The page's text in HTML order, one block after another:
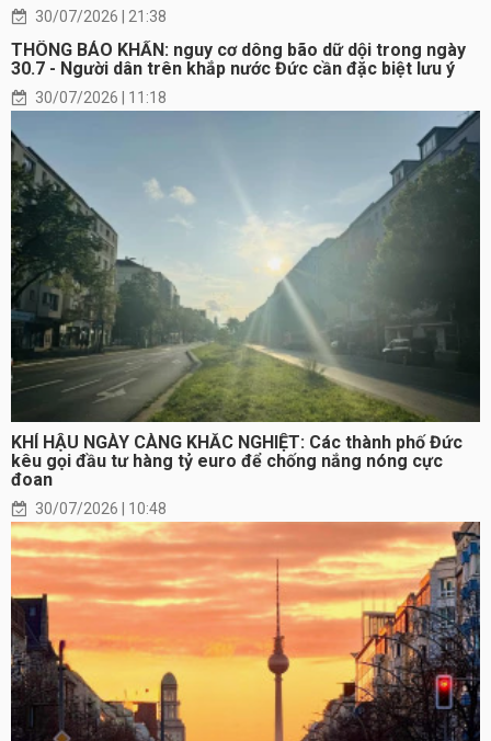
30/07/2026 | 21:38
THÔNG BÁO KHẨN: nguy cơ dông bão dữ dội trong ngày
30.7 - Người dân trên khắp nước Đức cần đặc biệt lưu ý
30/07/2026 | 11:18
KHÍ HẬU NGÀY CÀNG KHẮC NGHIỆT: Các thành phố Đức
kêu gọi đầu tư hàng tỷ euro để chống nắng nóng cực
đoan
30/07/2026 | 10:48